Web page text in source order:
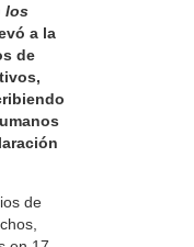
los
a la
de
de